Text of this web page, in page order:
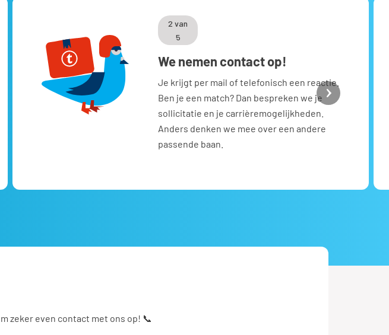
2 van
5
We nemen contact op!
Je krijgt per mail of telefonisch een reactie.
Ben je een match? Dan bespreken we je
sollicitatie en je carrièremogelijkheden.
Anders denken we mee over een andere
passende baan.
zeker even contact met ons op! 📞